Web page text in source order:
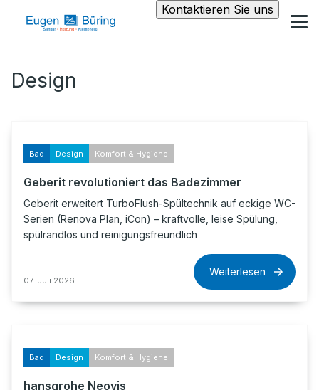
Kontaktieren Sie uns
Design
Bad Design Komfort & Hygiene
Geberit revolutioniert das Badezimmer
Geberit erweitert TurboFlush-Spültechnik auf eckige WC-
Serien (Renova Plan, iCon) – kraftvolle, leise Spülung,
spülrandlos und reinigungsfreundlich
07. Juli 2026
Weiterlesen
Bad Design Komfort & Hygiene
hansgrohe Neovis